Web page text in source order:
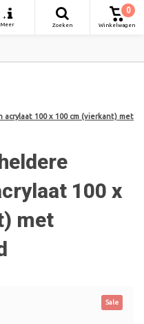
+
Meer
Zoeken
0
Winkelwagen
100 x 100 cm (vierkant) met
100 x
met
Sale